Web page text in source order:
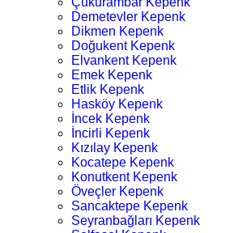
Demetevler Kepenk
Dikmen Kepenk
Doğukent Kepenk
Elvankent Kepenk
Emek Kepenk
Etlik Kepenk
Hasköy Kepenk
İncek Kepenk
İncirli Kepenk
Kızılay Kepenk
Kocatepe Kepenk
Konutkent Kepenk
Öveçler Kepenk
Sancaktepe Kepenk
Seyranbağları Kepenk